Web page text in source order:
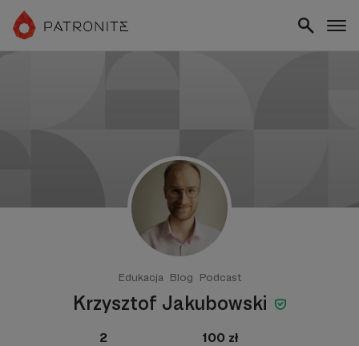
Edukacja Blog Podcast
Krzysztof Jakubowski
2
100 zł